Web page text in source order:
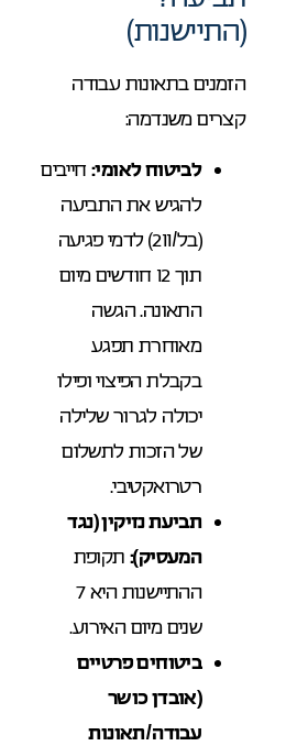
(התיישנות)
הזמנים בתאונות עבודה
קצרים משנדמה:
לביטוח לאומי: חייבים
להגיש את התביעה
(בל/211) לדמי פגיעה
תוך 12 חודשים מיום
התאונה. הגשה
מאוחרת תפגע
בקבלת הפיצוי ופילו
יכולה לגרור שלילה
של הזכות לתשלום
רטרואקטיבי.
תביעת נזיקין (נגד
המעסיק): תקופת
ההתיישנות היא 7
שנים מיום האירוע.
ביטוחים פרטיים
(אובדן כושר
עבודה/תאונות